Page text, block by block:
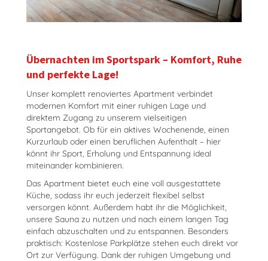
Übernachten im Sportspark – Komfort, Ruhe
und perfekte Lage!
Unser komplett renoviertes Apartment verbindet
modernen Komfort mit einer ruhigen Lage und
direktem Zugang zu unserem vielseitigen
Sportangebot. Ob für ein aktives Wochenende, einen
Kurzurlaub oder einen beruflichen Aufenthalt – hier
könnt ihr Sport, Erholung und Entspannung ideal
miteinander kombinieren.
Das Apartment bietet euch eine voll ausgestattete
Küche, sodass ihr euch jederzeit flexibel selbst
versorgen könnt. Außerdem habt ihr die Möglichkeit,
unsere Sauna zu nutzen und nach einem langen Tag
einfach abzuschalten und zu entspannen. Besonders
praktisch: Kostenlose Parkplätze stehen euch direkt vor
Ort zur Verfügung. Dank der ruhigen Umgebung und